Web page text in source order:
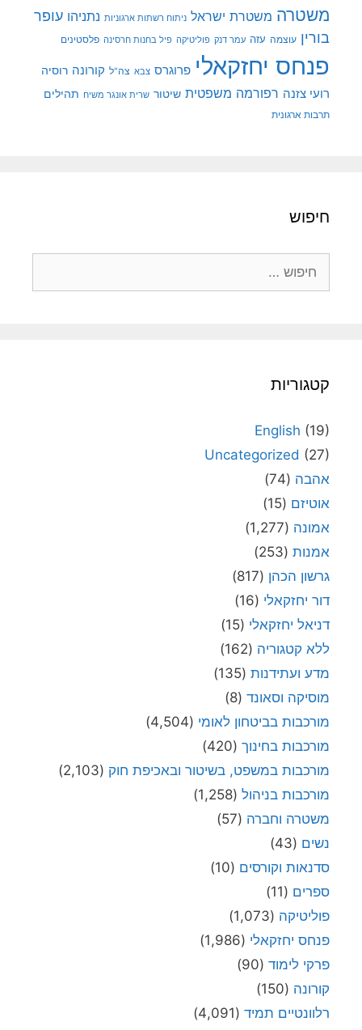
משטרה משטרת ישראל ניתוח רשתות ארגוניות נתניהו עופר
בורין עוצמה עזה עמר דנק פוליטיקה פיל בחנות חרסינה פלסטינים
פנחס יחזקאלי פרוגרס צבא צה"ל קורונה רוסיה
רועי צזנה רפורמה משפטית שיטור שרית אונגר משיח תהילים
תרבות ארגונית
חיפוש
קטגוריות
English (19)
Uncategorized (27)
אהבה (74)
אוטיזם (15)
אמונה (1,277)
אמנות (253)
גרשון הכהן (817)
דור יחזקאלי (16)
דניאל יחזקאלי (15)
ללא קטגוריה (162)
מדע ועתידנות (135)
מוסיקה וסאונד (8)
מורכבות בביטחון לאומי (4,504)
מורכבות בחינוך (420)
מורכבות במשפט, בשיטור ובאכיפת חוק (2,103)
מורכבות בניהול (1,258)
משטרה וחברה (57)
נשים (43)
סדנאות וקורסים (10)
ספרים (11)
פוליטיקה (1,073)
פנחס יחזקאלי (1,986)
פרקי לימוד (90)
קורונה (150)
רלוונטיים תמיד (4,091)